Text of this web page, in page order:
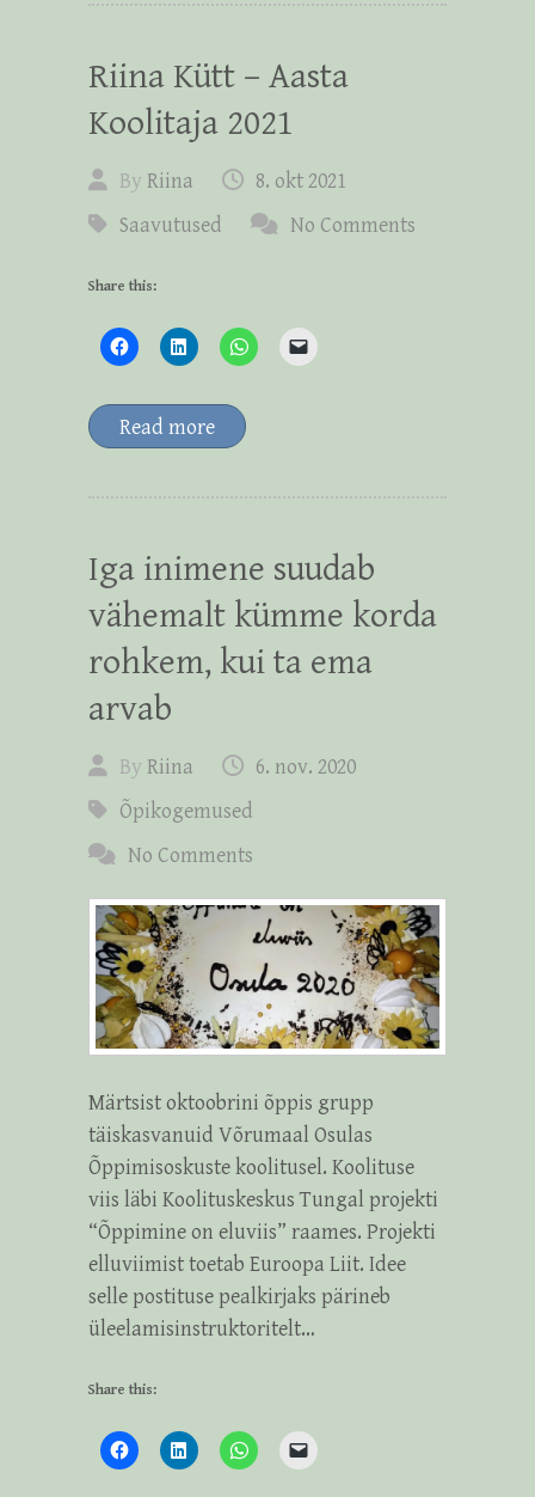
Riina Kütt – Aasta
Koolitaja 2021
By Riina
8. okt 2021
Saavutused
No Comments
Share this:
Read more
Iga inimene suudab
vähemalt kümme korda
rohkem, kui ta ema
arvab
By Riina
6. nov. 2020
Õpikogemused
No Comments
Märtsist oktoobrini õppis grupp
täiskasvanuid Võrumaal Osulas
Õppimisoskuste koolitusel. Koolituse
viis läbi Koolituskeskus Tungal projekti
“Õppimine on eluviis” raames. Projekti
elluviimist toetab Euroopa Liit. Idee
selle postituse pealkirjaks pärineb
üleelamisinstruktoritelt…
Share this: